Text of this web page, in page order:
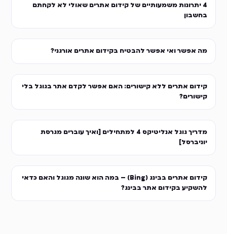
4 יתרונות משמעותיים של קידום אתרים שאולי לא לקחתם
בחשבון
מה אפשר ואי אפשר להבטיח בקידום אתרים אורגני?
קידום אתרים ללא קישורים: האם אפשר לקדם אתר בגוגל בלי
קישורים?
מדריך גוגל אנליטיקס 4 למתחילים [ואיך עוברים מגרסת
יוניברסל]
קידום אתרים בבינג (Bing) – במה הוא שונה מגוגל והאם כדאי
להשקיע בקידום אתר בבינג?